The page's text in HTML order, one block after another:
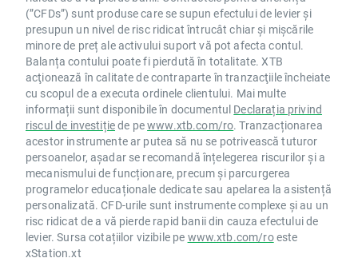
(”CFDs”) sunt produse care se supun efectului de levier și
presupun un nivel de risc ridicat întrucât chiar și mișcările
minore de preț ale activului suport vă pot afecta contul.
Balanța contului poate fi pierdută în totalitate. XTB
acţionează în calitate de contraparte în tranzacţiile încheiate
cu scopul de a executa ordinele clientului. Mai multe
informații sunt disponibile în documentul Declarația privind
riscul de investițiede pewww.xtb.com/ro. Tranzacționarea
acestor instrumente ar putea să nu se potrivească tuturor
persoanelor, așadar se recomandă înțelegerea riscurilor și a
mecanismului de funcționare, precum și parcurgerea
programelor educaționale dedicate sau apelarea la asistență
personalizată. CFD-urile sunt instrumente complexe și au un
risc ridicat de a vă pierde rapid banii din cauza efectului de
levier. Sursa cotațiilor vizibile pe www.xtb.com/roeste
xStation.xt